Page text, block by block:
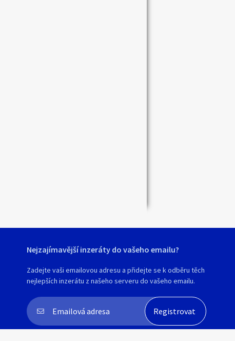
Nejzajímavější inzeráty do vašeho emailu?
Zadejte vaši emailovou adresu a přidejte se k odběru těch
nejlepších inzerátu z našeho serveru do vašeho emailu.